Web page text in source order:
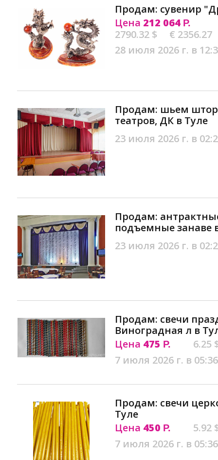
Продам: сувенир
Цена 212 064 Р.
2790.32 $
€ 2356.27
28 июля 2026 г. в
Продам: шьем
театров, ДК в Туле
23 июля 2026 г. в
Продам:
подъемные занаве
23 июля 2026 г. в
Продам: свечи
Виноградная л в
Цена 475 Р.
6.25
7 июля 2026 г. в 05:36
Продам: свечи
Туле
Цена 450 Р.
5.92
7 июля 2026 г. в 05:36